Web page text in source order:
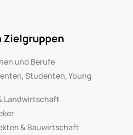
Zielgruppen
und Berufe
Studenten, Young
Landwirtschaft
& Bauwirtschaft